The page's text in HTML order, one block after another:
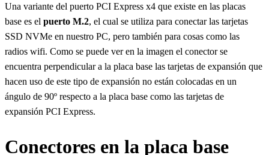
Una variante del puerto PCI Express x4 que existe en las placas
base es el puerto M.2, el cual se utiliza para conectar las tarjetas
SSD NVMe en nuestro PC, pero también para cosas como las
radios wifi. Como se puede ver en la imagen el conector se
encuentra perpendicular a la placa base las tarjetas de expansión que
hacen uso de este tipo de expansión no están colocadas en un
ángulo de 90º respecto a la placa base como las tarjetas de
expansión PCI Express.
Conectores en la placa base